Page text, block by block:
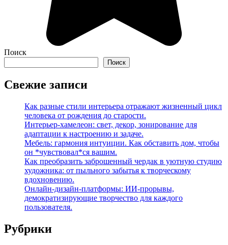
Поиск
Поиск
Свежие записи
Как разные стили интерьера отражают жизненный цикл
человека от рождения до старости.
Интерьер-хамелеон: свет, декор, зонирование для
адаптации к настроению и задаче.
Мебель: гармония интуиции. Как обставить дом, чтобы
он *чувствовал*ся вашим.
Как преобразить заброшенный чердак в уютную студию
художника: от пыльного забытья к творческому
вдохновению.
Онлайн-дизайн-платформы: ИИ-прорывы,
демократизирующие творчество для каждого
пользователя.
Рубрики